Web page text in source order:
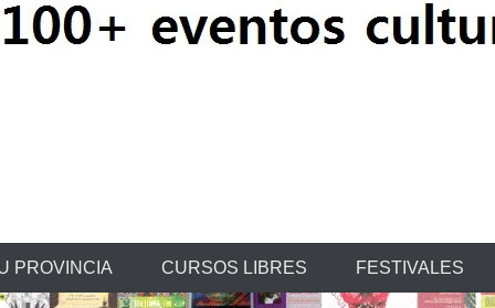
PROVINCIA CURSOS LIBRES FESTIVALES